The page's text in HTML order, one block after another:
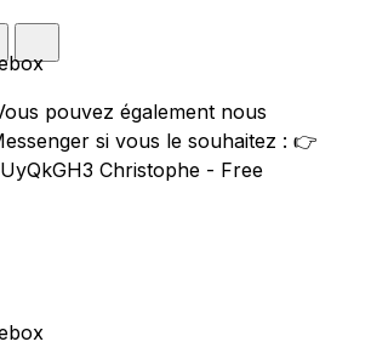
pouvez également nous
si vous le souhaitez : 👉
Christophe - Free